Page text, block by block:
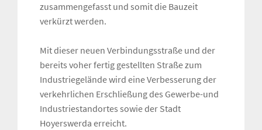
zusammengefasst und somit die Bauzeit
verkürzt werden.
Mit dieser neuen Verbindungsstraße und der
bereits voher fertig gestellten Straße zum
Industriegelände wird eine Verbesserung der
verkehrlichen Erschließung des Gewerbe-und
Industriestandortes sowie der Stadt
Hoyerswerda erreicht.